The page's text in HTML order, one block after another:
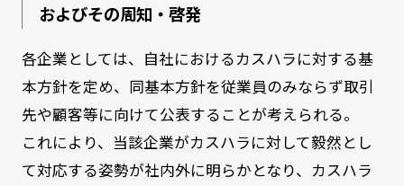
およびその周知・啓発
各企業としては、自社におけるカスハラに対する基
本方針を定め、同基本方針を従業員のみならず取引
先や顧客等に向けて公表することが考えられる。
これにより、当該企業がカスハラに対して毅然とし
て対応する姿勢が社内外に明らかとなり、カスハラ